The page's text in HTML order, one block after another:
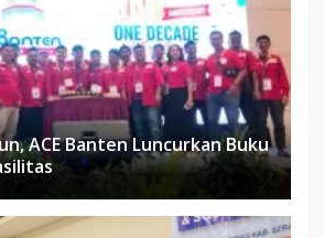
ACE Banten Luncurkan Buku